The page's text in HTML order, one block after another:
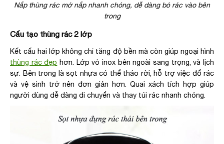
Nắp thùng rác mở nắp nhanh chóng, dễ dàng bỏ rác vào bên
trong
Cấu tạo thùng rác 2 lớp
Kết cấu hai lớp không chỉ tăng độ bền mà còn giúp ngoại hình
thùng rác đẹp hơn. Lớp vỏ inox bên ngoài sang trọng, và lịch
sự. Bên trong là sọt nhựa có thể tháo rời, hỗ trợ việc đổ rác
và vệ sinh trở nên đơn giản hơn. Quai xách tích hợp giúp
người dùng dễ dàng di chuyển và thay túi rác nhanh chóng.